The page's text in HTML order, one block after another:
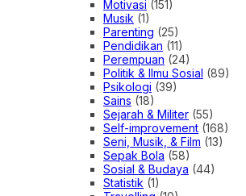
Motivasi (151)
Musik (1)
Parenting (25)
Pendidikan (11)
Perempuan (24)
Politik & Ilmu Sosial (89)
Psikologi (39)
Sains (18)
Sejarah & Militer (55)
Self-improvement (168)
Seni, Musik, & Film (13)
Sepak Bola (58)
Sosial & Budaya (44)
Statistik (1)